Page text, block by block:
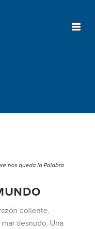
nos queda la Palabra
doliente.
desnudo. Una